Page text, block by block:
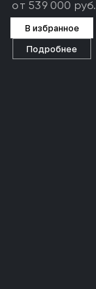
от 539 000 руб.
В избранное
Подробнее